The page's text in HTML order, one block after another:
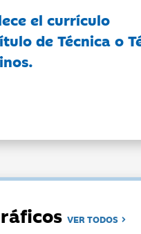
el currículo
de Técnica o
VER TODOS